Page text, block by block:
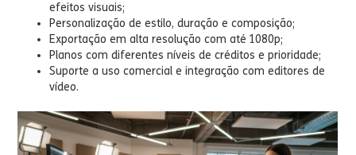
efeitos visuais;
Personalização de estilo, duração e composição;
Exportação em alta resolução com até 1080p;
Planos com diferentes níveis de créditos e prioridade;
Suporte a uso comercial e integração com editores de
vídeo.